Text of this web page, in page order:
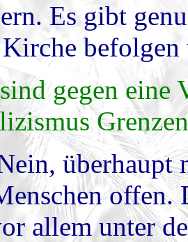
Es gibt
gegen eine
überhaupt
offen.
allem unter